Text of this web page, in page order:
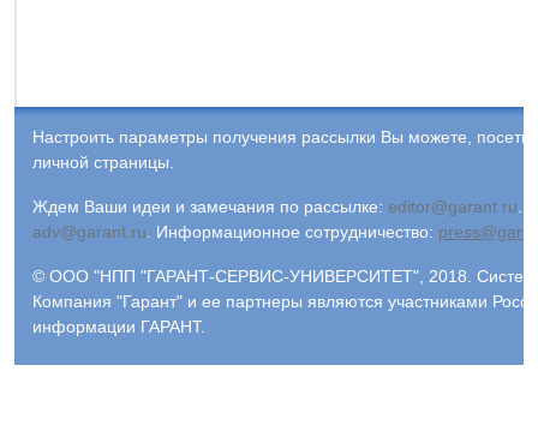
Настроить параметры получения рассылки Вы можете,
личной страницы.
Ждем Ваши идеи и замечания по рассылке: editor@garant.ru
adv@garant.ru
Информационное сотрудничество:
© ООО "НПП "ГАРАНТ-СЕРВИС-УНИВЕРСИТЕТ", 2018. Система
Компания "Гарант" и ее партнеры являются участниками
информации ГАРАНТ.